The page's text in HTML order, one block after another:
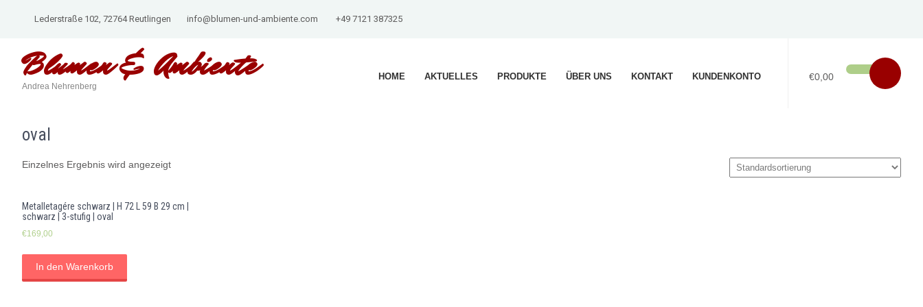
Lederstraße 102, 72764 Reutlingen info@blumen-und-ambiente.com +49 7121 387325
Blumen &Ambiente
Andrea Nehrenberg
€0,00
HOME AKTUELLES PRODUKTE ÜBER UNS KONTAKT KUNDENKONTO
oval
Einzelnes Ergebnis wird angezeigt
Metalletagére schwarz | H 72 L 59 B 29 cm |
schwarz | 3-stufig | oval
€169,00
In den Warenkorb